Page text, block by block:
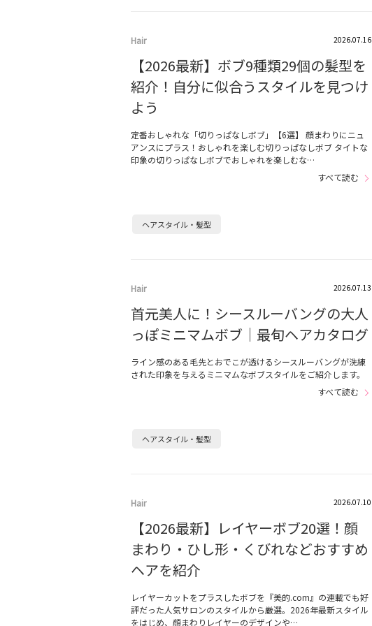
Hair 2026.07.16
【2026最新】ボブ9種類29個の髪型を
紹介！自分に似合うスタイルを見つけ
よう
定番おしゃれな「切りっぱなしボブ」【6選】 顔まわりにニュ
アンスにプラス！おしゃれを楽しむ切りっぱなしボブ タイトな
印象の切りっぱなしボブでおしゃれを楽しむな…
すべて読む
ヘアスタイル・髪型
Hair 2026.07.13
首元美人に！シースルーバングの大人
っぽミニマムボブ｜最旬ヘアカタログ
ライン感のある毛先とおでこが透けるシースルーバングが洗練
された印象を与えるミニマムなボブスタイルをご紹介します。
すべて読む
ヘアスタイル・髪型
Hair 2026.07.10
【2026最新】レイヤーボブ20選！顔
まわり・ひし形・くびれなどおすすめ
ヘアを紹介
レイヤーカットをプラスしたボブを『美的.com』の連載でも好
評だった人気サロンのスタイルから厳選。2026年最新スタイル
をはじめ、顔まわりレイヤーのデザインや…